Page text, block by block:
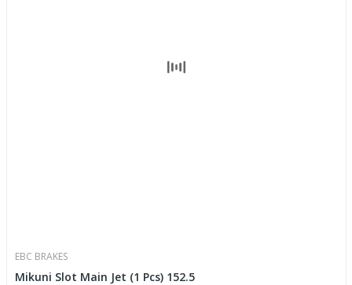
EBC BRAKES
Mikuni Slot Main Jet (1 Pcs) 152.5